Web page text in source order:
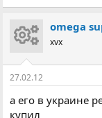
omega
xvx
27.02.12
а его в украине
купил